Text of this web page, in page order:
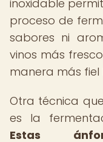
inoxidable
proceso de
sabores ni
vinos más
manera más
Otra técnica
es la
Estas